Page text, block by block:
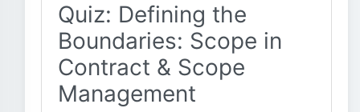
Quiz: Defining the
Boundaries: Scope in
Contract & Scope
Management